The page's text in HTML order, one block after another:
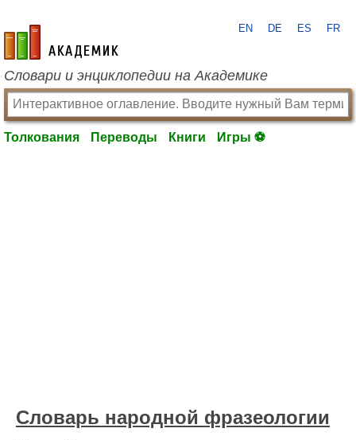
academic.ru
EN DE ES FR
Словари и энциклопедии на Академике
Толкования Переводы Книги Игры ⚽
Словарь народной фразеологии